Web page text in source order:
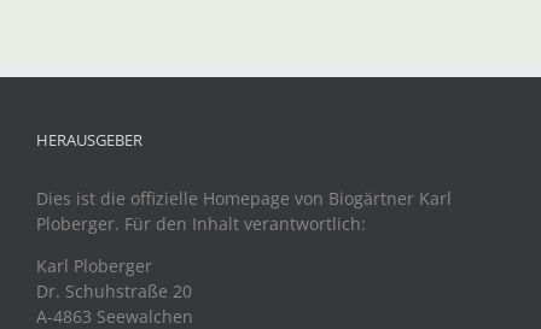
HERAUSGEBER
Dies ist die offizielle Homepage von Biogärtner Karl
Ploberger. Für den Inhalt verantwortlich:
Karl Ploberger
Dr. Schuhstraße 20
A-4863 Seewalchen